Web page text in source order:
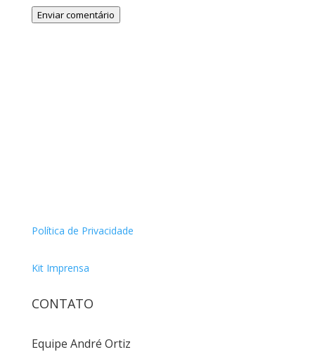
Enviar comentário
Política de Privacidade
Kit Imprensa
CONTATO
Equipe André Ortiz